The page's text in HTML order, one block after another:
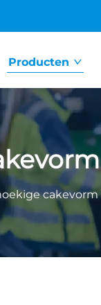
Producten
cakevorm